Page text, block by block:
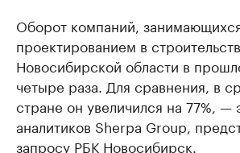
Оборот компаний,
проектированием в
Новосибирской области в
четыре раза. Для сравнения, в
стране он увеличился на 77%, —
аналитиков Sherpa Group,
запросу РБК Новосибирск.